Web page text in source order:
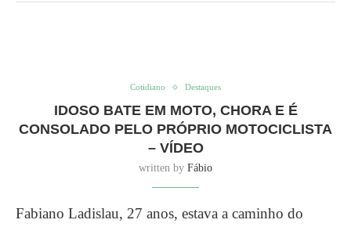
Cotidiano Destaques
IDOSO BATE EM MOTO, CHORA E É
CONSOLADO PELO PRÓPRIO MOTOCICLISTA
– VÍDEO
written by Fábio
Fabiano Ladislau, 27 anos, estava a caminho do